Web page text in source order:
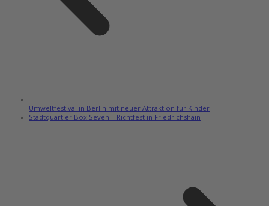
Umweltfestival in Berlin mit neuer Attraktion für Kinder
Stadtquartier Box Seven – Richtfest in Friedrichshain